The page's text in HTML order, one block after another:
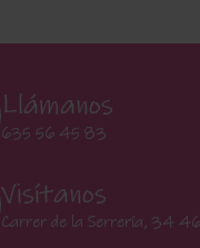
Llámanos
635 56 45 83
Visítanos
Carrer de la Serrería, 34